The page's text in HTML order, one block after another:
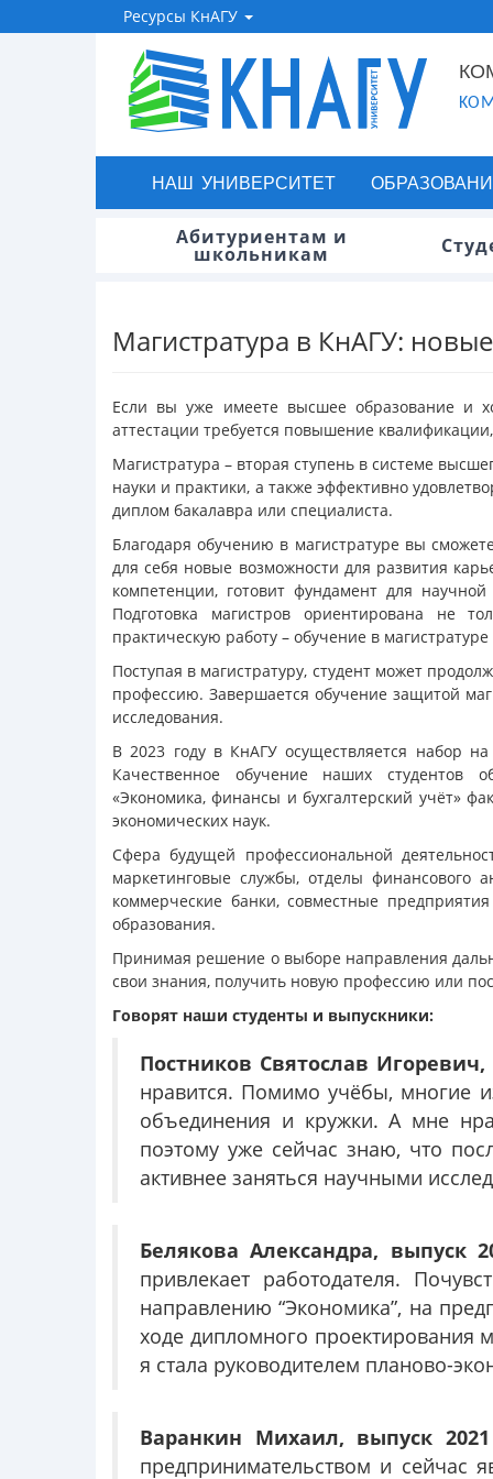
Ресурсы КнАГУ
НАШ УНИВЕРСИТЕТ
Абитуриентам и
школьникам
Магистратура в КнАГУ:
Если вы уже имеете высшее образование и
аттестации требуется повышение
Магистратура – вторая ступень в системе
науки и практики, а также эффективно
диплом бакалавра или специалиста.
Благодаря обучению в магистратуре вы
для себя новые возможности для развития
компетенции, готовит фундамент для
Подготовка магистров ориентирована не
практическую работу – обучение в
Поступая в магистратуру, студент может
профессию. Завершается обучение защитой
исследования.
В 2023 году в КнАГУ осуществляется набор
Качественное обучение наших студентов
«Экономика, финансы и бухгалтерский учёт»
экономических наук.
Сфера будущей профессиональной
маркетинговые службы, отделы финансового
коммерческие банки, совместные
образования.
Принимая решение о выборе направления
свои знания, получить новую профессию или
Говорят наши студенты и выпускники:
Постников Святослав Игоревич,
нравится. Помимо учёбы, многие
объединения и кружки. А мне
поэтому уже сейчас знаю, что
активнее заняться научными
Белякова Александра, выпуск
привлекает работодателя.
направлению “Экономика”, на
ходе дипломного проектирования
я стала руководителем планово-
Варанкин Михаил, выпуск
предпринимательством и сейчас